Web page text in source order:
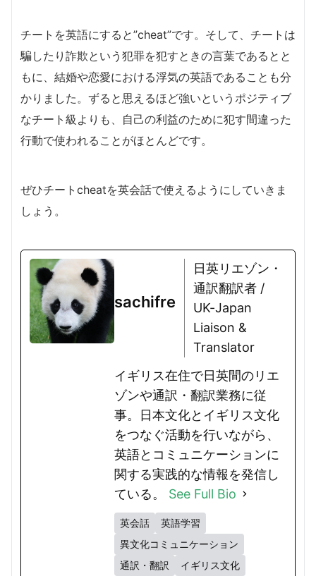
チートを英語にすると”cheat”です。そして、チートは
騙したり詐欺という犯罪を犯すときの言葉であるとと
もに、結婚や恋愛における浮気の英語であることも分
かりました。ずると思えるほど強いというポジティブ
なチート級よりも、自己の利益のために犯す間違った
行動で使われることがほとんどです。
ぜひチートcheatを英会話で使えるようにしていきま
しょう。
sachifre
日英リエゾン・
通訳翻訳者 /
UK-Japan
Liaison &
Translator
イギリス在住で日英間のリエ
ゾンや通訳・翻訳業務に従
事。日本文化とイギリス文化
をつなぐ活動を行いながら、
英語とコミュニケーションに
関する実践的な情報を発信し
ている。 See Full Bio
英会話
英語学習
異文化コミュニケーション
通訳・翻訳
イギリス文化